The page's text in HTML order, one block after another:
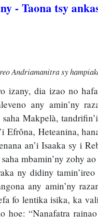
- Taona tsy
Andriamanitra sy
izany, dia izao no
any amin’ny
saha Makpelà,
Efrôna, Heteanina,
an’i Isaaka sy i
mbamin’ny zohy ao
ny didiny
any amin’ny
fo lentika isika, ka
hoe: “Nanafatra